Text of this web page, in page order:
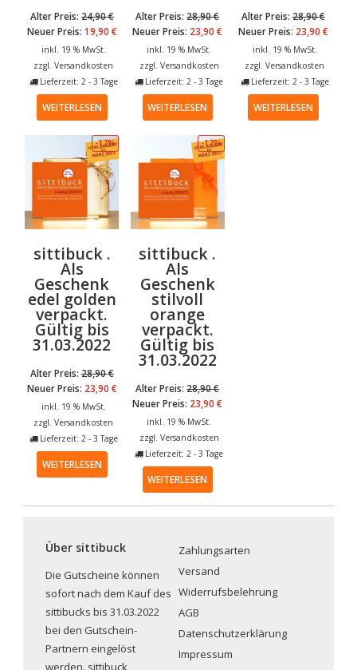
Alter Preis: 24,90€
Neuer Preis: 19,90 €
inkl. 19 % MwSt.
zzgl.Versandkosten
Lieferzeit: 2 - 3 Tage
WEITERLESEN
Alter Preis: 28,90€
Neuer Preis: 23,90€
inkl. 19 % MwSt.
zzgl. Versandkosten
Lieferzeit: 2 - 3 Tage
WEITERLESEN
Alter Preis: 28,90€
Neuer Preis: 23,90 €
inkl. 19 % MwSt.
zzgl.Versandkosten
Lieferzeit: 2 - 3 Tage
WEITERLESEN
-17%
sittibuck .
Als
Geschenk
edel golden
verpackt.
Gültig bis
31.03.2022
Alter Preis: 28,90€
Neuer Preis: 23,90 €
inkl. 19 % MwSt.
zzgl.Versandkosten
Lieferzeit: 2 - 3 Tage
WEITERLESEN
-17%
sittibuck .
Als
Geschenk
stilvoll
orange
verpackt.
Gültig bis
31.03.2022
Alter Preis: 28,90€
Neuer Preis: 23,90€
inkl. 19 % MwSt.
zzgl. Versandkosten
Lieferzeit: 2 - 3 Tage
WEITERLESEN
Über sittibuck
Die Gutscheine können
sofort nach dem Kauf des
sittibucks bis 31.03.2022
bei den Gutschein-
Partnern eingelöst
Zahlungsarten
Versand
Widerrufsbelehrung
AGB
Datenschutzerklärung
Impressum